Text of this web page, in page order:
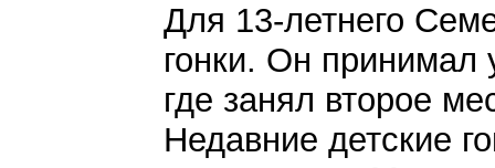
Для 13-летнего
гонки. Он принимал
где занял второе
Недавние детские